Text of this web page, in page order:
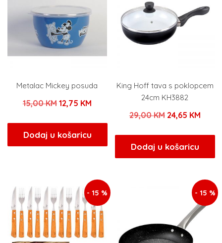
Metalac Mickey posuda
15,00KM Izvorna
bila
je:
12,75 KMTrenutna
je:
12,75 KM.
Dodaj u košaricu
King Hoff tava s poklopcem
24cm KH3882
29,00KM Izvorna
bila
je:
24,65 KM
24,65
Dodaj u košaricu
- 15 % - 15 %